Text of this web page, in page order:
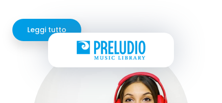
Leggi tutto